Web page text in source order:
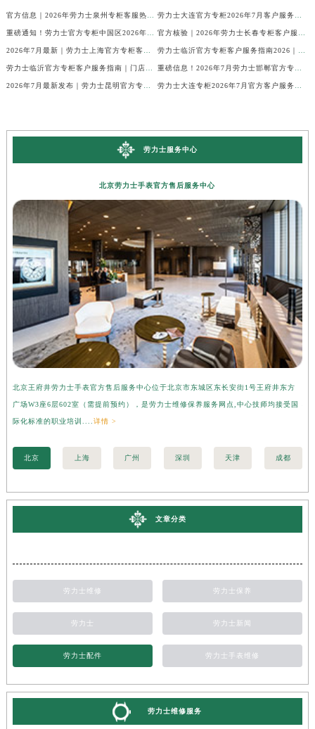
官方信息｜2026年劳力士泉州专柜客服热线服务升级，7月最新专柜名录发布 劳力士大连官方专柜2026年7月客户服务热线公告与攻略
重磅通知！劳力士官方专柜中国区2026年7月客户服务电话及信息整合 官方核验｜2026年劳力士长春专柜客户服务热线公告，7月最新整理
2026年7月最新｜劳力士上海官方专柜客服热线，服务信息核验版公开 劳力士临沂官方专柜客户服务指南2026｜7月热线最新版，攻略建议收藏
劳力士临沂官方专柜客户服务指南｜门店信息+官方热线全公开，2026年7月最新 重磅信息！2026年7月劳力士邯郸官方专柜客服服务热线与专柜详情统一公告
2026年7月最新发布｜劳力士昆明官方专柜客户服务热线核验，专柜信息全攻略 劳力士大连专柜2026年7月官方客户服务电话公示通知
劳力士服务中心
北京劳力士手表官方售后服务中心
北京王府井劳力士手表官方售后服务中心位于北京市东城区东长安街1号王府井东方
广场W3座6层602室（需提前预约），是劳力士维修保养服务网点,中心技师均接受国
际化标准的职业培训.... 详情 >
北京 上海 广州 深圳 天津 成都
文章分类
劳力士维修 劳力士保养
劳力士 劳力士新闻
劳力士配件 劳力士手表维修
劳力士维修服务